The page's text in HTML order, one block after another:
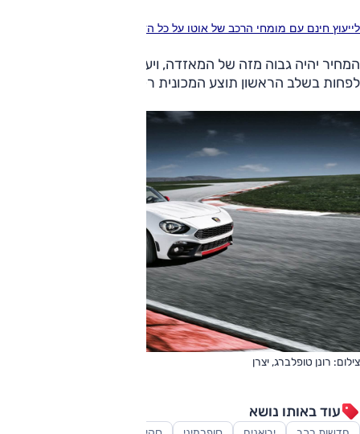
לייעוץ חינם עם מומחי הרכב של אוטו על כל הדגמים חייג ל-3262* או לחץ כאן
לפחות בשלב הראשון תוצע המכונית רק בגרסה האוטומטית.
צילום: רונן טופלברג, יצרן
עוד באותו נושא